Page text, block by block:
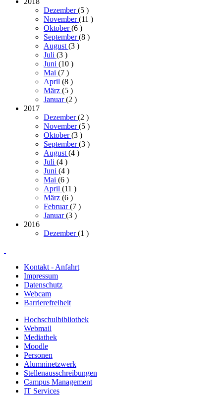
Dezember(5 )
November(11 )
Oktober(6 )
September(8 )
August(3 )
Juli (3 )
Juni (10 )
Mai (7 )
April (8 )
März (5 )
Januar(2 )
2017
Dezember(2 )
November(5 )
Oktober(3 )
September(3 )
August(4 )
Juli (4 )
Juni (4 )
Mai (6 )
April (11 )
März (6 )
Februar(7 )
Januar(3 )
2016
Dezember(1 )
Kontakt - Anfahrt
Impressum
Datenschutz
Webcam
Barrierefreiheit
Hochschulbibliothek
Webmail
Mediathek
Moodle
Personen
Alumninetzwerk
Stellenausschreibungen
Campus Management
IT Services